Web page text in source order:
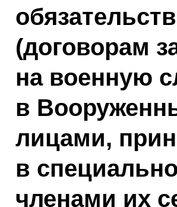
(договорам
на военную
в
лицами,
в
членами их